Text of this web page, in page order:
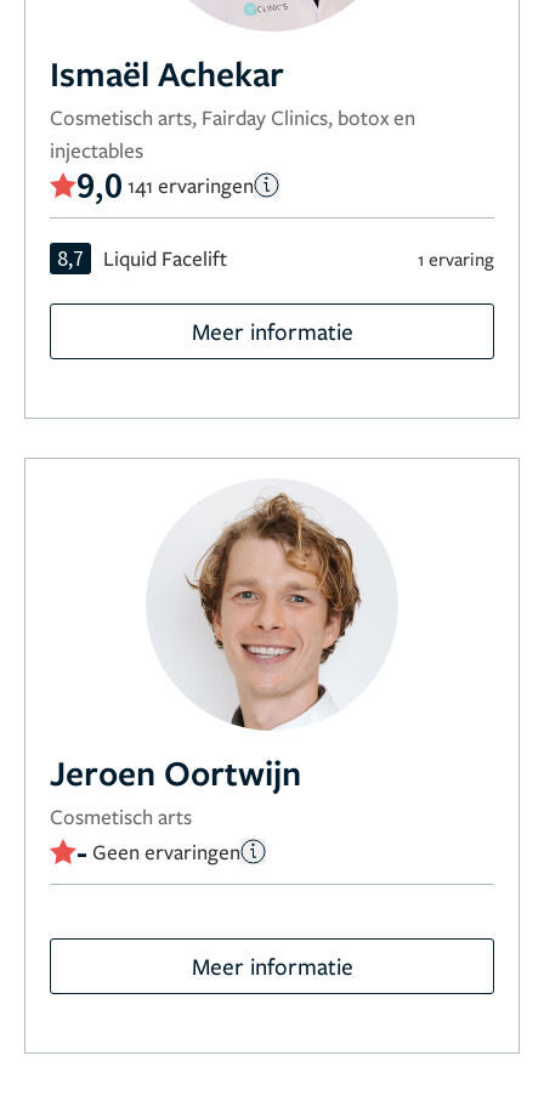
Ismaël Achekar
Cosmetisch arts, Fairday Clinics, botox en
injectables
9,0 141 ervaringen
8,7 Liquid Facelift 1 ervaring
Meer informatie
Jeroen Oortwijn
Cosmetisch arts
- Geen ervaringen
Meer informatie